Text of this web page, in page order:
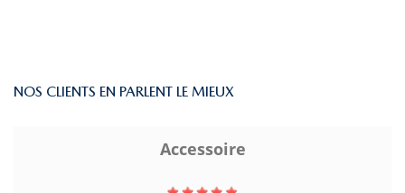
NOS CLIENTS EN PARLENT LE MIEUX
Accessoire